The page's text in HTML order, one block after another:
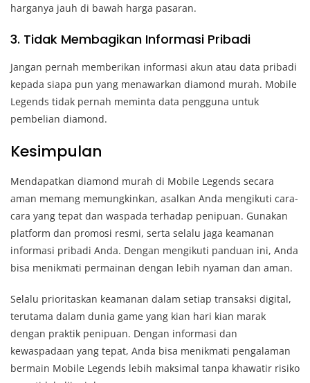
harganya jauh di bawah harga pasaran.
3. Tidak Membagikan Informasi Pribadi
Jangan pernah memberikan informasi akun atau data pribadi
kepada siapa pun yang menawarkan diamond murah. Mobile
Legends tidak pernah meminta data pengguna untuk
pembelian diamond.
Kesimpulan
Mendapatkan diamond murah di Mobile Legends secara
aman memang memungkinkan, asalkan Anda mengikuti cara-
cara yang tepat dan waspada terhadap penipuan. Gunakan
platform dan promosi resmi, serta selalu jaga keamanan
informasi pribadi Anda. Dengan mengikuti panduan ini, Anda
bisa menikmati permainan dengan lebih nyaman dan aman.
Selalu prioritaskan keamanan dalam setiap transaksi digital,
terutama dalam dunia game yang kian hari kian marak
dengan praktik penipuan. Dengan informasi dan
kewaspadaan yang tepat, Anda bisa menikmati pengalaman
bermain Mobile Legends lebih maksimal tanpa khawatir risiko